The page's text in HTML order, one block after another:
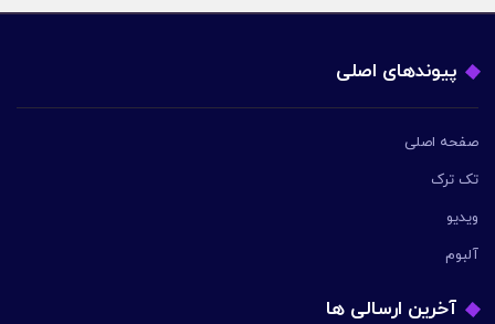
پیوندهای اصلی
صفحه اصلی
تک ترک
ویدیو
آلبوم
آخرین ارسالی ها